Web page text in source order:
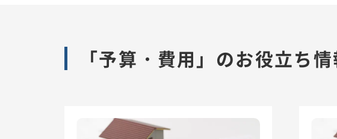
「予算・費用」のお役立ち情